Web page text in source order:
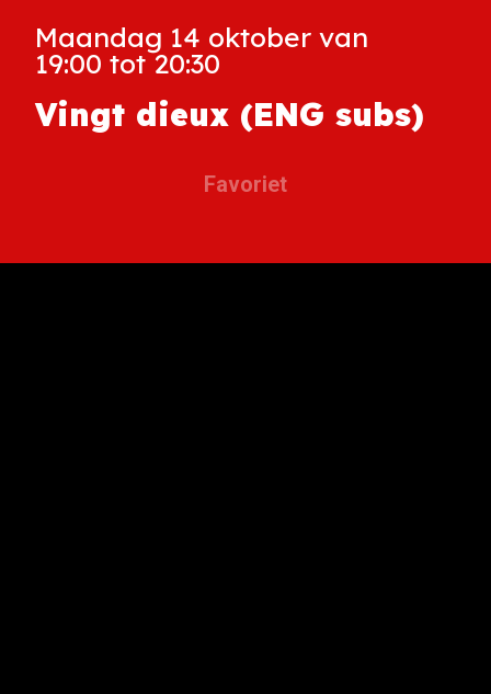
Maandag 14 oktober van
19:00 tot 20:30
Vingt dieux (ENG subs)
Favoriet